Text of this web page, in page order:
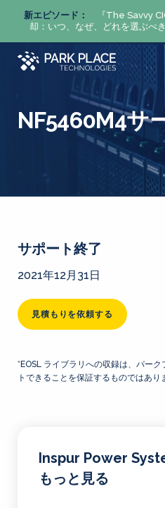
新エピソード：
『The Savvy
却：いつ、なぜ、どれを選ぶべ
NF5460M4サ
サポート終了
2021年12月31日
見積もりを依頼する
*EOSL ライブラリへの収録は、パー
トできることを保証するものではあり
Inspur Power
もっと見る